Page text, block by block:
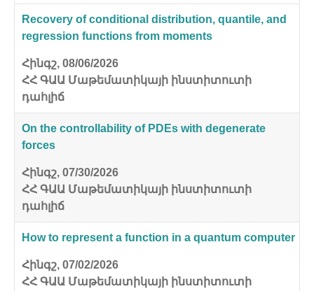
Recovery of conditional distribution, quantile, and
regression functions from moments
Հինգշ, 08/06/2026
ՀՀ ԳԱԱ Մաթեմատիկայի ինստիտուտի
դահլիճ
On the controllability of PDEs with degenerate
forces
Հինգշ, 07/30/2026
ՀՀ ԳԱԱ Մաթեմատիկայի ինստիտուտի
դահլիճ
How to represent a function in a quantum computer
Հինգշ, 07/02/2026
ՀՀ ԳԱԱ Մաթեմատիկայի ինստիտուտի